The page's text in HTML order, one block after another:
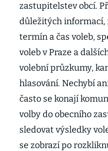
zastupitelstev obcí.
důležitých
termín a čas voleb,
voleb v Praze a
volební průzkumy,
hlasování. Nechybí
často se konají
volby do obecního
sledovat výsledky
se zobrazí po